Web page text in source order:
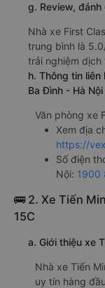
g. Review,
Nhà xe First
trung bình là
trải nghiệm dịch
h. Thông tin
Ba Đình - Hà
Văn phòng xe
Xem địa
https://
Số điện
Nội: 1900
🚌 2. Xe Tiến
15C
a. Giới thiệu xe
Nhà xe Tiến
uy tín hàng